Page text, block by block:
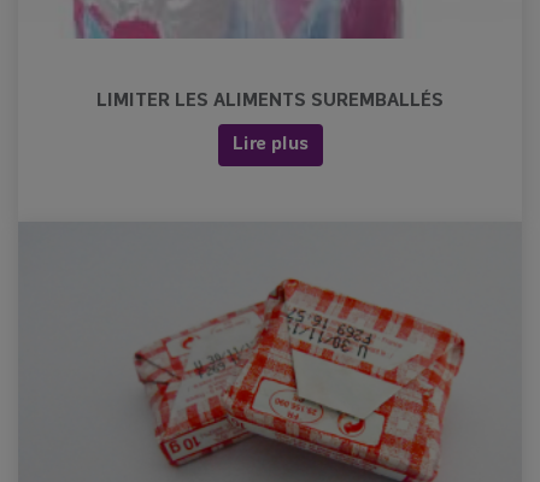
LIMITER LES ALIMENTS SUREMBALLÉS
Lire plus